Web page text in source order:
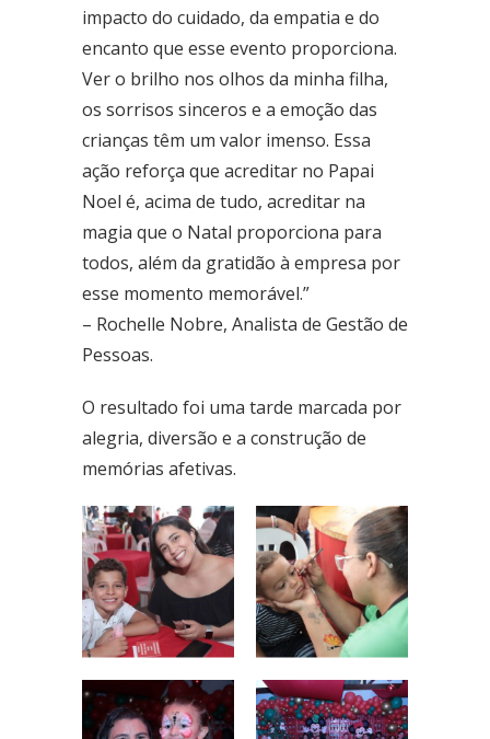
impacto do cuidado, da empatia e do
encanto que esse evento proporciona.
Ver o brilho nos olhos da minha filha,
os sorrisos sinceros e a emoção das
crianças têm um valor imenso. Essa
ação reforça que acreditar no Papai
Noel é, acima de tudo, acreditar na
magia que o Natal proporciona para
todos, além da gratidão à empresa por
esse momento memorável.”
– Rochelle Nobre, Analista de Gestão de
Pessoas.
O resultado foi uma tarde marcada por
alegria, diversão e a construção de
memórias afetivas.